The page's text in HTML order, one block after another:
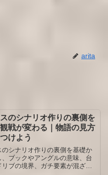
arita
のシナリオ作りの裏側を
戦が変わる｜物語の見方
けよう
のシナリオ作りの裏側を基礎か
、ブックやアングルの意味、台
ブの境界、ガチ要素が混ざる